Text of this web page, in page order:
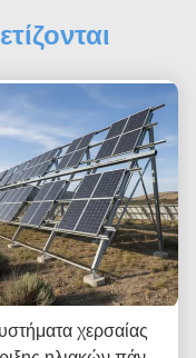
χερσαίας